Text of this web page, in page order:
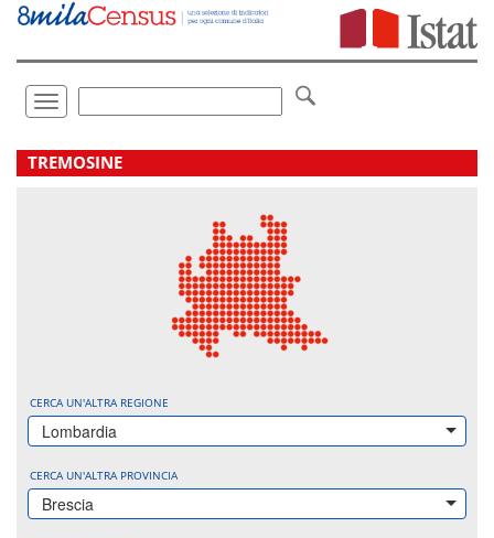
Vai
direttamente
Toggle
navigation
.
TREMOSINE
CERCA UN'ALTRA REGIONE
Lombardia
CERCA UN'ALTRA PROVINCIA
Brescia